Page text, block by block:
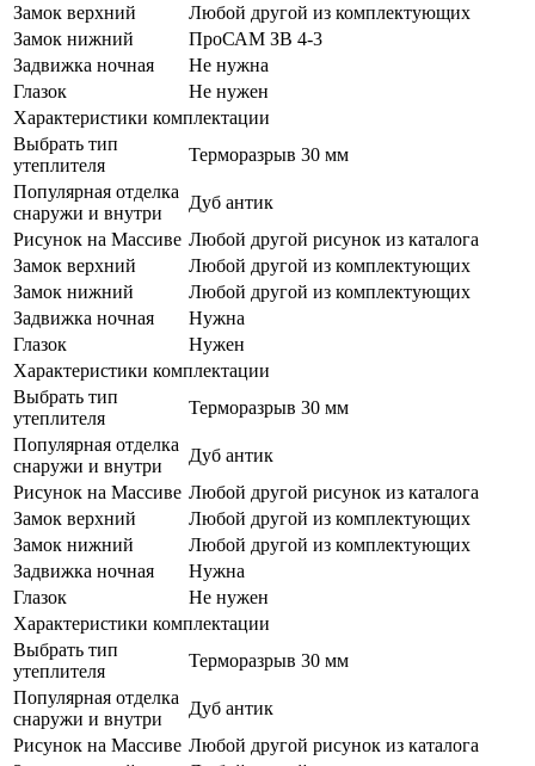
Замок верхний
Любой другой из комплектующих
Замок нижний
ПроСАМ ЗВ 4-3
Задвижка ночная
Не нужна
Глазок
Не нужен
Характеристики комплектации
Выбрать тип
утеплителя
Терморазрыв 30 мм
Популярная отделка
снаружи и внутри
Дуб антик
Рисунок на Массиве Любой другой рисунок из каталога
Замок верхний
Любой другой из комплектующих
Замок нижний
Любой другой из комплектующих
Задвижка ночная
Нужна
Глазок
Нужен
Характеристики комплектации
Выбрать тип
утеплителя
Терморазрыв 30 мм
Популярная отделка
снаружи и внутри
Дуб антик
Рисунок на Массиве Любой другой рисунок из каталога
Замок верхний
Любой другой из комплектующих
Замок нижний
Любой другой из комплектующих
Задвижка ночная
Нужна
Глазок
Не нужен
Характеристики комплектации
Выбрать тип
утеплителя
Терморазрыв 30 мм
Популярная отделка
снаружи и внутри
Дуб антик
Рисунок на Массиве Любой другой рисунок из каталога